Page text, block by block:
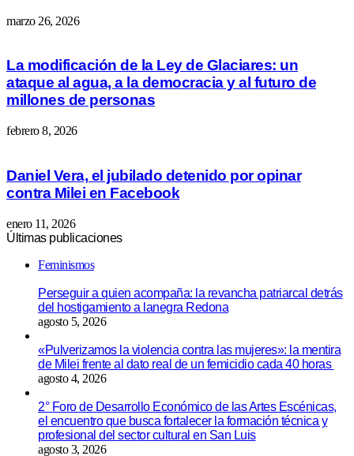
marzo 26, 2026
La modificación de la Ley de Glaciares: un
ataque al agua, a la democracia y al futuro de
millones de personas
febrero 8, 2026
Daniel Vera, el jubilado detenido por opinar
contra Milei en Facebook
enero 11, 2026
Últimas publicaciones
Feminismos
Perseguir a quien acompaña: la revancha patriarcal detrás
del hostigamiento a lanegra Redona
agosto 5, 2026
«Pulverizamos la violencia contra las mujeres»: la mentira
de Milei frente al dato real de un femicidio cada 40 horas
agosto 4, 2026
2° Foro de Desarrollo Económico de las Artes Escénicas,
el encuentro que busca fortalecer la formación técnica y
profesional del sector cultural en San Luis
agosto 3, 2026